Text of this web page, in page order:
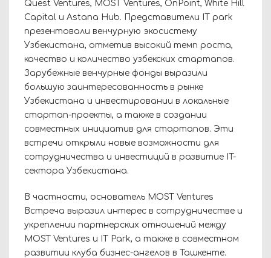
Quest Ventures, MOST Ventures, OnPoint, White Hill
Capital и Astana Hub. Представители IT park
презентовали венчурную экосистему
Узбекистана, отметив высокий темп роста,
качество и количество узбекских стартапов.
Зарубежные венчурные фонды выразили
большую заинтересованность в рынке
Узбекистана и инвестировании в локальные
стартап-проекты, а также в создании
совместных инициатив для стартапов. Эти
встречи открыли новые возможности для
сотрудничества и инвестиций в развитие IT-
сектора Узбекистана.
В частности, основатель MOST Ventures
Встреча выразил интерес в сотрудничестве и
укреплении партнерских отношений между
MOST Ventures и IT Park, а также в совместном
развитии клуба бизнес-ангелов в Ташкенте.